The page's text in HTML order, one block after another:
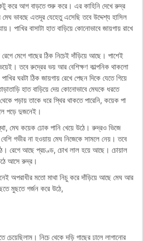
করে আগ বাড়তে শুরু করে। এর কাহিনি দেখে রুদ্র
ভাবছে এতদূর যেহেতু এসেছি তবে উদ্দেশ্য হাসিল
পাখির বাসাটা হাত বাড়িয়ে কোনোভাবে জায়গায় রাখে
মেগে গাছের ঠিক নিচেই দাঁড়িয়ে আছে। পাশেই
তবে রুদ্রের ভয় আর বেশিক্ষণ কাল্পনিক থাকলো
ঘরটা ঠিক জায়গায় রেখে পেছন দিকে যেতে গিয়ে
হাত বাড়িয়ে দেয় কোনোভাবে মেঘকে ধরতে
পড়ায় তাকে ধরে স্থির থাকতে পারেনি, কয়েক পা
পড়ে দুজনেই।
মেঘ কয়েক ঢোক পানি খেয়ে উঠে। রুদ্রও ভিজে
গভীর না হওয়ায় মেঘ নিজেকে সামলে নেয়। তবে
রেগে আছে প্রচণ্ড, চোখ লাল হয়ে আছে। চোয়াল
আসে রুদ্র।
অপরাধীর মতো মাথা নিচু করে দাঁড়িয়ে আছে মেঘ আর
মুছতে গর্জন করে উঠে,
নিচে থেকে দড়ি গাছের ঢালে লাগানোর